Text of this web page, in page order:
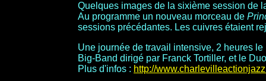
Quelques images de la sixième session de
Au programme un nouveau morceau de
sessions précédantes. Les cuivres étaient
Une journée de travail intensive, 2 heures
Big-Band dirigé par Franck Tortiller, et le
Plus d'infos : http://